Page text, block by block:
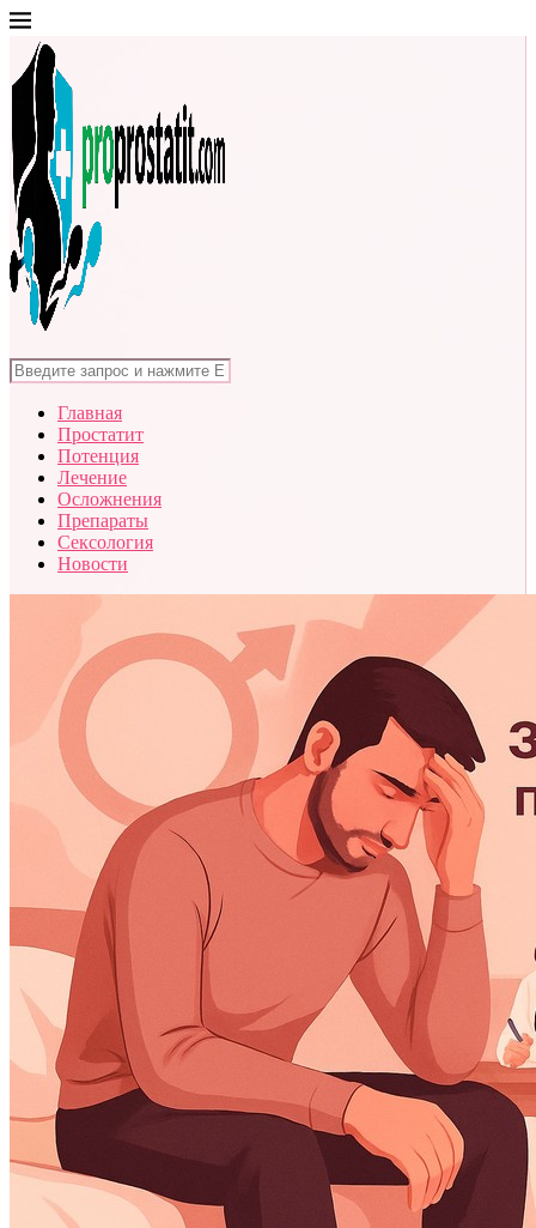
Главная
Простатит
Потенция
Лечение
Осложнения
Препараты
Сексология
Новости